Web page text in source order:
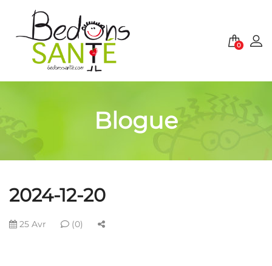
0
Blogue
2024-12-20
25 Avr (0)